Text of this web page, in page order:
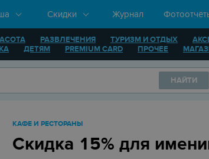
Скидки Журнал
РАЗВЛЕЧЕНИЯ ТУРИЗМ И ОТДЫХ
ДЕТЯМ PREMIUM CARD ПРОЧЕЕ
НАЙТИ
КАФЕ И РЕСТОРАНЫ
Скидка 15% для